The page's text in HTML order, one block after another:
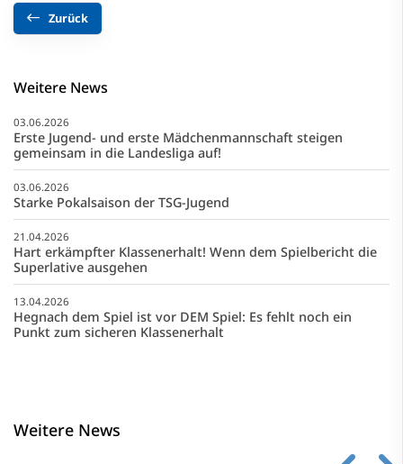
Zurück
Weitere News
03.06.2026
Erste Jugend- und erste Mädchenmannschaft steigen
gemeinsam in die Landesliga auf!
03.06.2026
Starke Pokalsaison der TSG-Jugend
21.04.2026
Hart erkämpfter Klassenerhalt! Wenn dem Spielbericht die
Superlative ausgehen
13.04.2026
Hegnach dem Spiel ist vor DEM Spiel: Es fehlt noch ein
Punkt zum sicheren Klassenerhalt
Weitere News